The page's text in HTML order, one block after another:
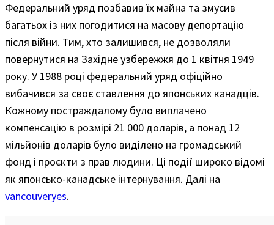
Федеральний уряд позбавив їх майна та змусив
багатьох із них погодитися на масову депортацію
після війни. Тим, хто залишився, не дозволяли
повернутися на Західне узбережжя до 1 квітня 1949
року. У 1988 році федеральний уряд офіційно
вибачився за своє ставлення до японських канадців.
Кожному постраждалому було виплачено
компенсацію в розмірі 21 000 доларів, а понад 12
мільйонів доларів було виділено на громадський
фонд і проєкти з прав людини. Ці події широко відомі
як японсько-канадське інтернування. Далі на
vancouveryes.